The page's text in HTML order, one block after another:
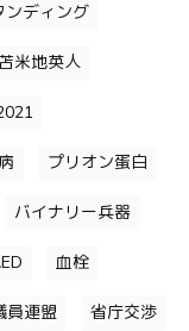
ンディング
米地英人
プリオン蛋白
バイナリー兵器
血栓
員連盟 省庁交渉